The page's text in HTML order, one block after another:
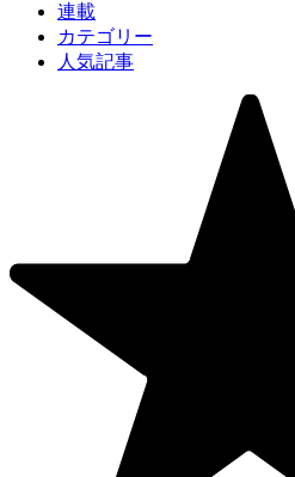
連載
カテゴリー
人気記事